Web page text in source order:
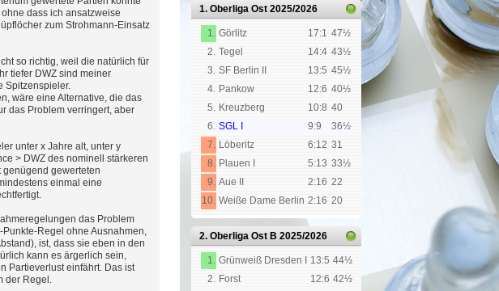
dass ich ansatzweise
zum Strohmann-Einsatz
so richtig, weil die natürlich für
tiefer DWZ sind meiner
Spitzenspieler.
wäre eine Alternative, die das
das Problem verringert, aber
unter x Jahre alt, unter y
> DWZ des nominell stärkeren
gewerteten
einmal eine
das Problem
Regel ohne Ausnahmen,
ist, dass sie eben in den
kann es ärgerlich sein,
Partieverlust einfährt. Das ist
der Regel.
1. Oberliga Ost 2025/2026
1. Görlitz 17:1 47½
2. Tegel 14:4 43½
3. SF Berlin II 13:5 45½
4. Pankow 12:6 40½
5. Kreuzberg 10:8 40
6. SGL I 9:9
36½
7. Löberitz 6:12 31
8. Plauen I 5:13 33½
9. Aue II 2:16 22
10. Weiße Dame Berlin 2:16 20
2. Oberliga Ost B 2025/2026
1. Grünweiß Dresden I 13:5 44½
2. Forst 12:6 42½